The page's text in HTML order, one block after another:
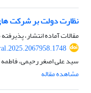
نظارت دولت بر شرکت
مقالات آماده انتشار،
سید علی اصغر رحیمی،
مشاهده مقاله